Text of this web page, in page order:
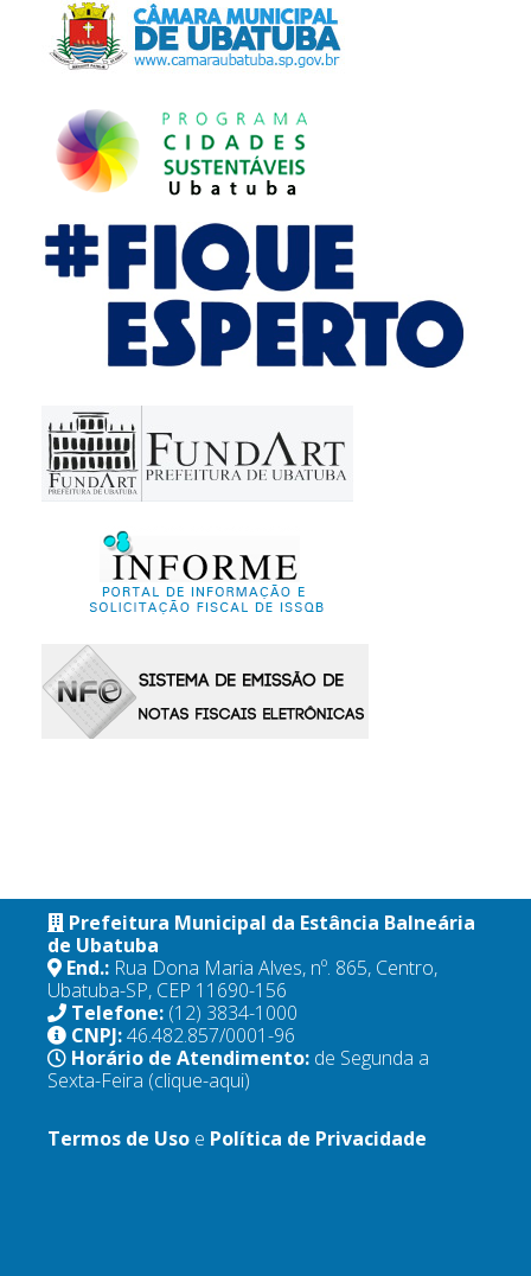
Prefeitura Municipal da Estância Balneária
de Ubatuba
End.: Rua Dona Maria Alves, nº. 865, Centro,
Ubatuba-SP, CEP 11690-156
Telefone: (12) 3834-1000
CNPJ:46.482.857/0001-96
Horário de Atendimento: de Segunda a
Sexta-Feira (clique-aqui)
Termos de Uso e Política de Privacidade